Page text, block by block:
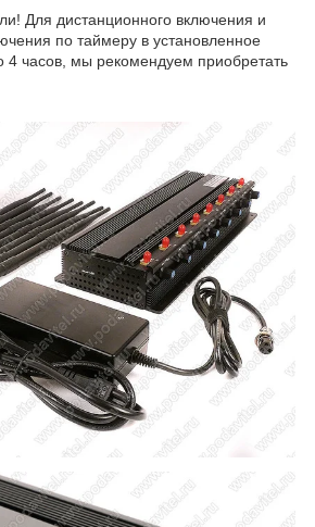
Для дистанционного включения и
по таймеру в установленное
4 часов, мы рекомендуем приобретать